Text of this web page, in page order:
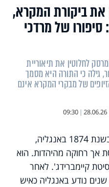
ביקורת המקרא,
של מרדכי
המרסק לחלוטין את תיאוריית
גילה כי התורה היא מסמך
של מבקרי המקרא אינם
28.06.26
|
09:30
מרדכי הרולד מרכוס וינר נולד בשנת 1874 באנגליה,
אך רחוקה מהיהדות. הוא
קיימברידג'. לאחר
שנים נודע באנגליה כאיש